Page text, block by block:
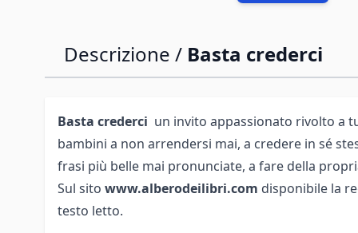
Descrizione / Basta crederci
Basta crederci un invito appassionato rivolto a
bambini a non arrendersi mai, a credere in sé
frasi più belle mai pronunciate, a fare della
Sul sito www.alberodeilibri.com disponibile la
testo letto.